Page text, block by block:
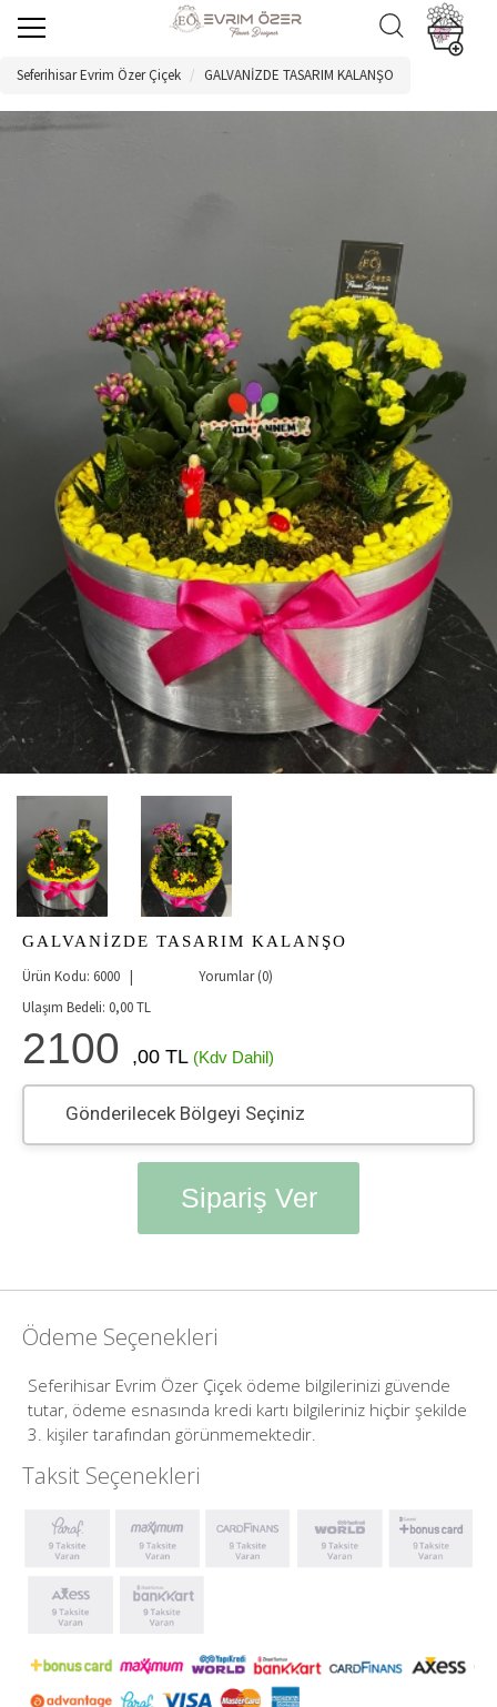
Seferihisar Evrim Özer Çiçek GALVANİZDE TASARIM KALANŞO
GALVANİZDE TASARIM KALANŞO
Ürün Kodu: 6000 |
Yorumlar (0)
Ulaşım Bedeli: 0,00TL
2100 ,00 TL (Kdv Dahil)
Gönderilecek Bölgeyi Seçiniz
Sipariş Ver
Ödeme Seçenekleri
Seferihisar Evrim Özer Çiçek ödeme bilgilerinizi güvende
tutar, ödeme esnasında kredi kartı bilgileriniz hiçbir şekilde
3. kişiler tarafından görünmemektedir.
Taksit Seçenekleri